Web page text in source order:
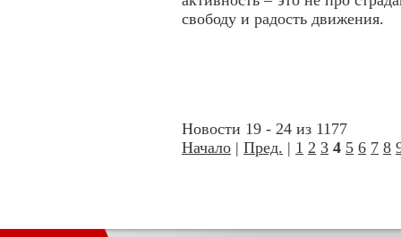
свободу и радость движения.
Новости 19 - 24 из 1177
Начало | Пред. | 1 2 3 4 5 6 7 8